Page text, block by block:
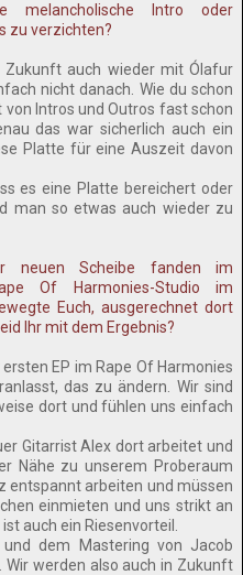
melancholische Intro oder
zu verzichten?
Zukunft auch wieder mit Ólafur
nicht danach. Wie du schon
Intros und Outros fast schon
das war sicherlich auch ein
Platte für eine Auszeit davon
es eine Platte bereichert oder
man so etwas auch wieder zu
neuen Scheibe fanden im
Of Harmonies-Studio im
Euch, ausgerechnet dort
Ihr mit dem Ergebnis?
EP im Rape Of Harmonies
das zu ändern. Wir sind
dort und fühlen uns einfach
Gitarrist Alex dort arbeitet und
Nähe zu unserem Proberaum
entspannt arbeiten und müssen
einmieten und uns strikt an
auch ein Riesenvorteil.
dem Mastering von Jacob
werden also auch in Zukunft